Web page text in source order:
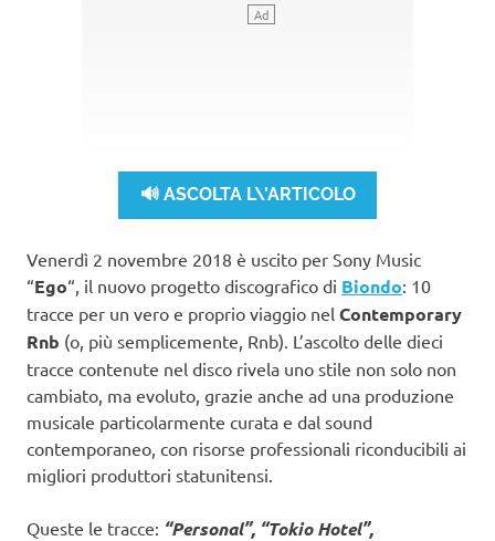
🔊 ASCOLTA L\'ARTICOLO
Venerdì 2 novembre 2018 è uscito per Sony Music
“Ego“, il nuovo progetto discografico di Biondo: 10
tracce per un vero e proprio viaggio nel Contemporary
Rnb (o, più semplicemente, Rnb). L’ascolto delle dieci
tracce contenute nel disco rivela uno stile non solo non
cambiato, ma evoluto, grazie anche ad una produzione
musicale particolarmente curata e dal sound
contemporaneo, con risorse professionali riconducibili ai
migliori produttori statunitensi.
Queste le tracce: “Personal”, “Tokio Hotel”,